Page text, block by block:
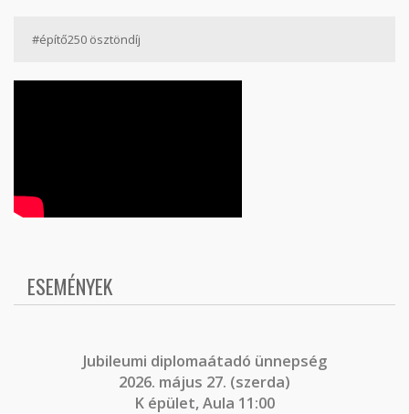
#építő250 ösztöndíj
ESEMÉNYEK
Jubileumi diplomaátadó ünnepség
2026. május 27. (szerda)
K épület, Aula 11:00